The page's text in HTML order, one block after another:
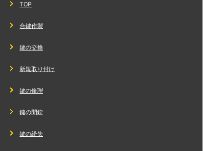
TOP
合鍵作製
鍵の交換
新規取り付け
鍵の修理
鍵の開錠
鍵の紛失